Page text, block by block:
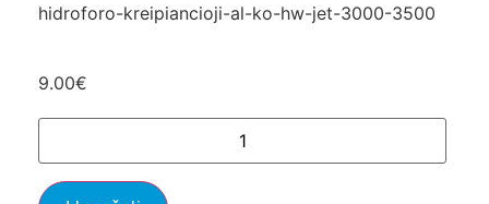
hidroforo-kreipiancioji-al-ko-hw-jet-3000-3500
9.00€